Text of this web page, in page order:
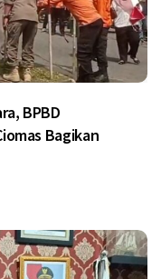
BPBD
Bagikan